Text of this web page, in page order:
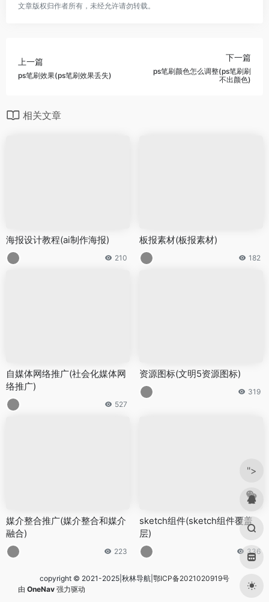
文章版权归作者所有，未经允许请勿转载。
上一篇
ps笔刷效果(ps笔刷效果丢失)
下一篇
ps笔刷颜色怎么调整(ps笔刷刷
不出颜色)
相关文章
海报设计教程(ai制作海报)
210
板报素材(板报素材)
182
自媒体网络推广(社会化媒体网
络推广)
527
资源图标(文明5资源图标)
319
媒介整合推广(媒介整合和媒介
融合)
223
sketch组件(sketch组件覆盖
层)
336
copyright © 2021-2025|秋林导航| 鄂ICP备2021020919号
由 OneNav 强力驱动
">